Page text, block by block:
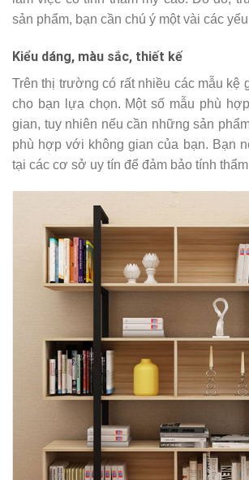
sản phẩm, bạn cần chú ý một vài các
Kiểu dáng, màu sắc, thiết kế
Trên thị trường có rất nhiều các mẫu kệ
cho bạn lựa chọn. Một số mẫu phù
gian, tuy nhiên nếu cần những sản
phù hợp với không gian của bạn. Bạn
tại các cơ sở uy tín để đảm bảo tính